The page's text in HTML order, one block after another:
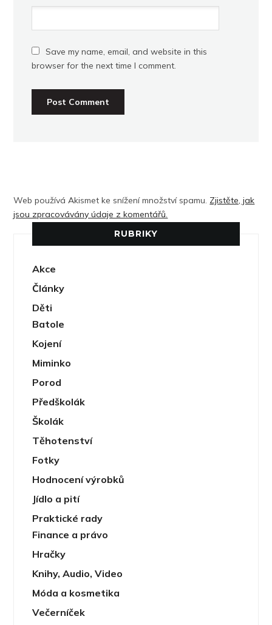
Save my name, email, and website in this
browser for the next time I comment.
Web používá Akismet ke snížení množství spamu. Zjistěte, jak
jsou zpracovávány údaje z komentářů.
RUBRIKY
Akce
Články
Děti
Batole
Kojení
Miminko
Porod
Předškolák
Školák
Těhotenství
Fotky
Hodnocení výrobků
Jídlo a pití
Praktické rady
Finance a právo
Hračky
Knihy, Audio, Video
Móda a kosmetika
Večerníček